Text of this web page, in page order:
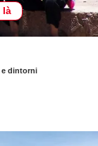
là
e dintorni